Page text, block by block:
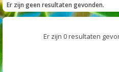
Er zijn geen resultaten gevonden.
Er zijn 0 resultaten